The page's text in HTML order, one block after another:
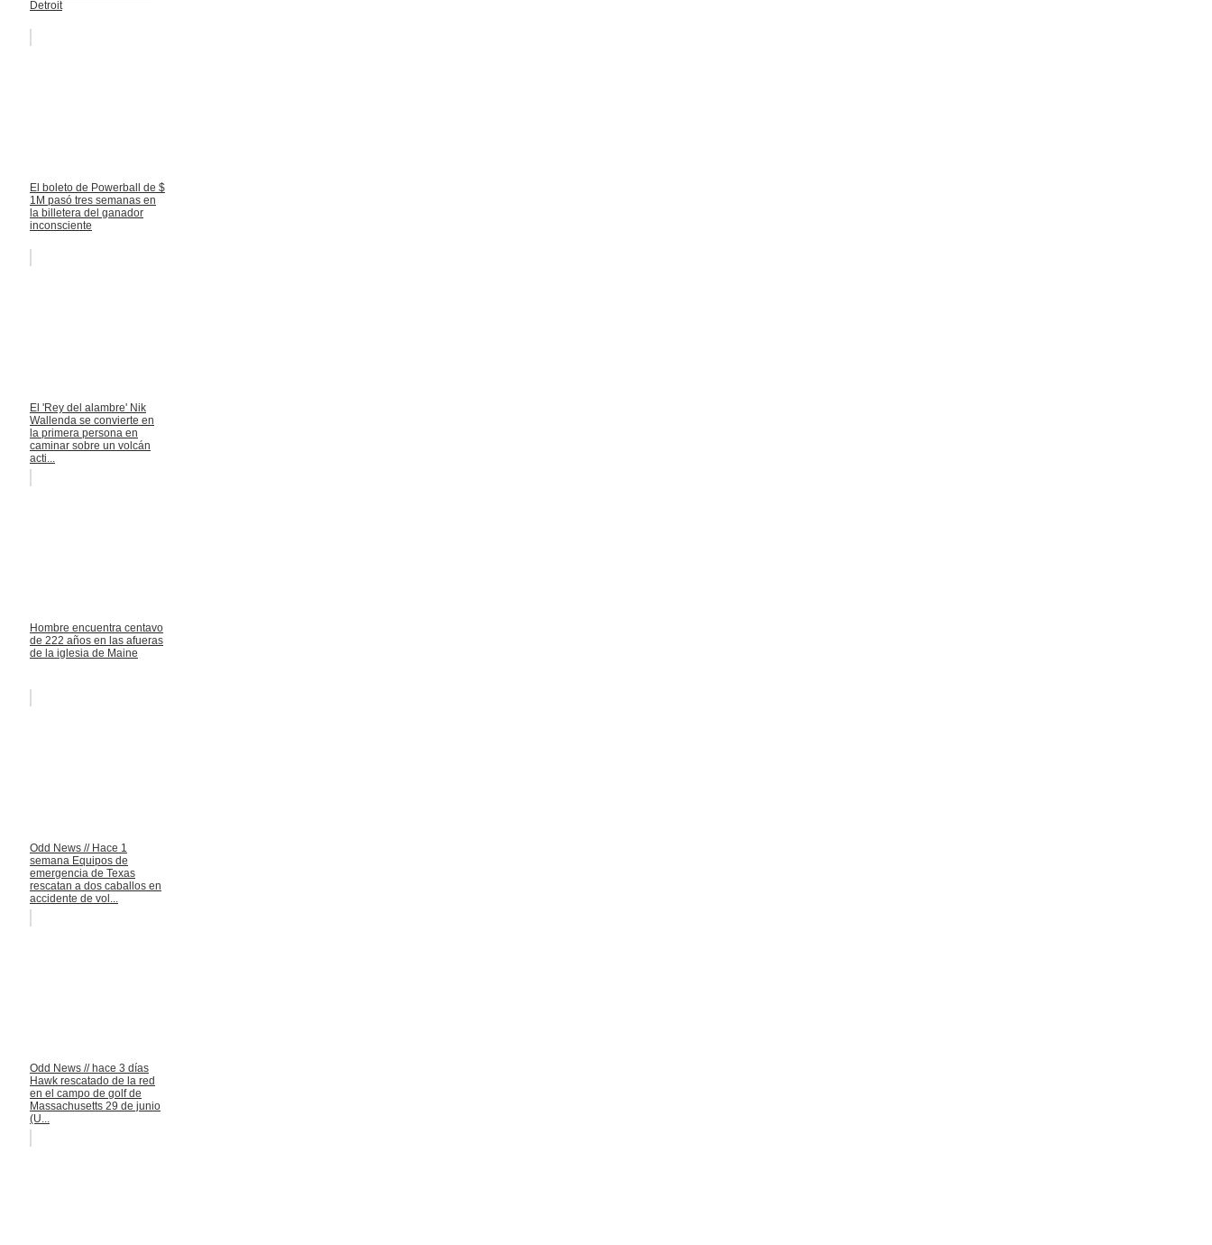
Detroit
El boleto de Powerball de $
1M pasó tres semanas en
la billetera del ganador
inconsciente
El 'Rey del alambre' Nik
Wallenda se convierte en
la primera persona en
caminar sobre un volcán
acti...
Hombre encuentra centavo
de 222 años en las afueras
de la iglesia de Maine
Odd News // Hace 1
semana Equipos de
emergencia de Texas
rescatan a dos caballos en
accidente de vol...
Odd News // hace 3 días
Hawk rescatado de la red
en el campo de golf de
Massachusetts 29 de junio
(U...